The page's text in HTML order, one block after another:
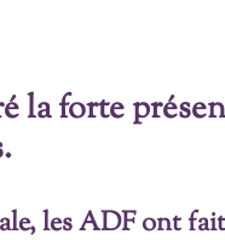
forte
les ADF ont